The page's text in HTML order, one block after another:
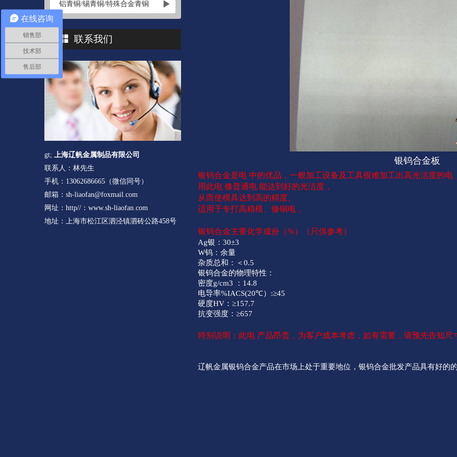
铝青铜/锡青铜/特殊合金青铜
联系我们
gt;
上海辽帆金属制品有限公司
联系人：林先生
手机：13062686665（微信同号）
邮箱：sh-liaofan@foxmail.com
网址：http//：www.sh-liaofan.com
地址：上海市松江区泗泾镇泗砖公路458号
银钨合金板
银钨合金是电 中的优品，一般加工设备及工具很难加工出高光洁度的电
用此电 修普通电 能达到好的光洁度，
从而使模具达到高的精度。
适用于专打高精模、修铜电 。
银钨合金主要化学成份（%）（只供参考）
Ag银：30±3
W钨：余量
杂质总和：＜0.5
银钨合金的物理特性：
密度g/cm3
：14.8
电导率%IACS(20℃）:≥45
硬度HV：≥157.7
抗变强度：≥657
特别说明：此电 产品昂贵，为客户成本考虑，如有需要，请预先告知尺
辽帆金属银钨合金产品在市场上处于重要地位，银钨合金批发产品具有好的
在线咨询
销售部
技术部
售后部